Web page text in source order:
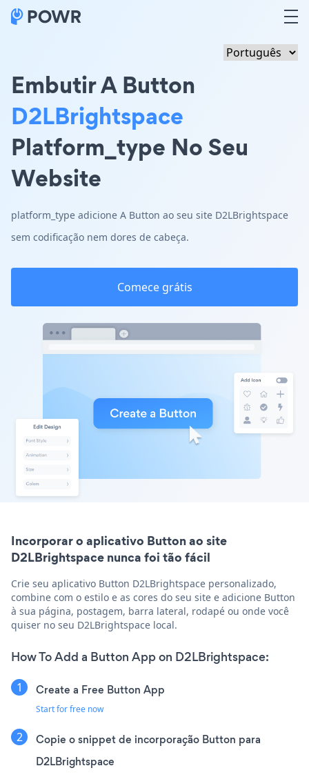
Embutir A Button
D2LBrightspace
Platform_type No Seu
Website
platform_type adicione A Button ao seu site D2LBrightspace
sem codificação nem dores de cabeça.
Comece grátis
Incorporar o aplicativo Button ao site
D2LBrightspace nunca foi tão fácil
Crie seu aplicativo Button D2LBrightspace personalizado,
combine com o estilo e as cores do seu site e adicione Button
à sua página, postagem, barra lateral, rodapé ou onde você
quiser no seu D2LBrightspace local.
How To Add a Button App on D2LBrightspace:
Create a Free Button App
Start for free now
Copie o snippet de incorporação Button para
D2LBrightspace